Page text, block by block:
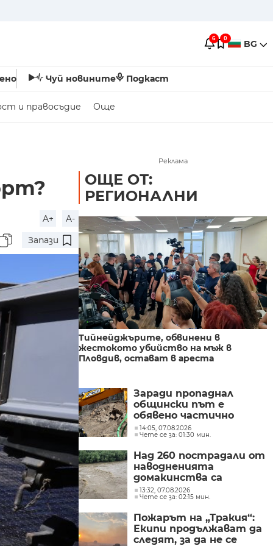
6 0 BG
Чуй новините Подкаст
и правосъдие Още
A+
A-
Запази
Реклама
ОЩЕ ОТ:
РЕГИОНАЛНИ
Тийнейджърите, обвинени в
жестокото убийство на мъж в
Пловдив, остават в ареста
Заради пропаднал
общински път е
обявено частично
бедствено положение в
Перник до 24 август
14:05, 07.08.2026
Чете се за: 01:30 мин.
Над 260 пострадали от
наводненията
домакинства са
получили финансова
помощ от социалното
13:32, 07.08.2026
Чете се за: 02:15 мин.
Пожарът на „Тракия“:
Екипи продължават да
следят, за да не се